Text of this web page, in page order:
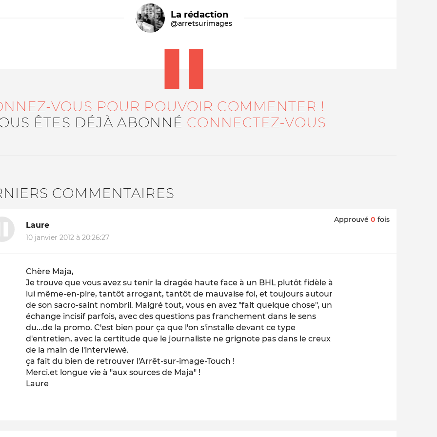
Le médiateur L'équipe Qui sommes-nous ?
La rédaction
@arretsurimages
VOUS POUR POUVOIR COMMENTER !
ÊTES DÉJÀ ABONNÉ CONNECTEZ-VOUS
COMMENTAIRES
Laure
10 janvier 2012 à 20:26:27
Approuvé 0 fois
Chère Maja,
Je trouve que vous avez su tenir la dragée haute face à un BHL plutôt fidèle à
lui même-en-pire, tantôt arrogant, tantôt de mauvaise foi, et toujours autour
de son sacro-saint nombril. Malgré tout, vous en avez "fait quelque chose", un
échange incisif parfois, avec des questions pas franchement dans le sens
du...de la promo. C'est bien pour ça que l'on s'installe devant ce type
d'entretien, avec la certitude que le journaliste ne grignote pas dans le creux
de la main de l'interviewé.
ça fait du bien de retrouver l'Arrêt-sur-image-Touch !
Merci.et longue vie à "aux sources de Maja" !
Laure